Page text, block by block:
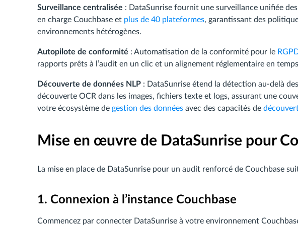
Surveillance centralisée : DataSunrise fournit une surveillance unifiée
en charge Couchbase et plus de 40 plateformes, garantissant des
environnements hétérogènes.
Autopilote de conformité : Automatisation de la conformité pour le
rapports prêts à l’audit en un clic et un alignement réglementaire en
Découverte de données NLP : DataSunrise étend la détection au-delà
découverte OCR dans les images, fichiers texte et logs, assurant une
votre écosystème de gestion des données avec des capacités de
Mise en œuvre de DataSunrise pour
La mise en place de DataSunrise pour un audit renforcé de Couchbase
1. Connexion à l’instance Couchbase
Commencez par connecter DataSunrise à votre environnement